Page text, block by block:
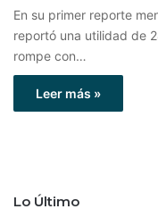
En su primer reporte
reportó una utilidad de
rompe con…
Leer más »
Lo Último